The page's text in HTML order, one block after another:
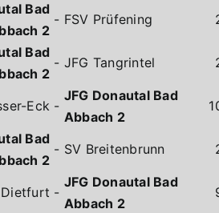
Bad
2
- FSV Prüfening
Bad
2
- JFG Tangrintel
Eck-
JFG Donautal Bad
Abbach 2
Bad
2
- SV Breitenbrunn
Dietfurt -
JFG Donautal Bad
Abbach 2